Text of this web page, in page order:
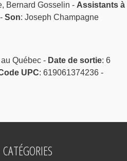
Bernard Gosselin - Assistants à
Son: Joseph Champagne
Québec - Date de sortie: 6
UPC: 619061374236 -
CATÉGORIES